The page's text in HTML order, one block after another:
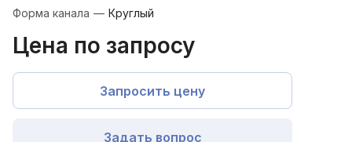
Форма канала — Круглый
Цена по запросу
Запросить цену
Задать вопрос